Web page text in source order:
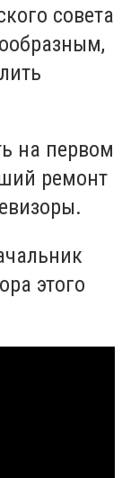
совета
на первом
ремонт
этого